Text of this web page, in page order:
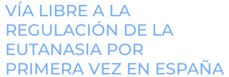
VÍA LIBRE A LA
REGULACIÓN DE LA
EUTANASIA POR
PRIMERA VEZ EN ESPAÑA